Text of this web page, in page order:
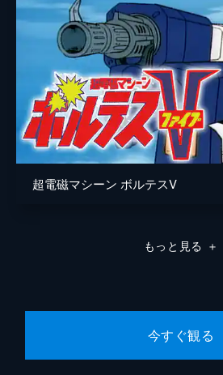
超電磁マシーン ボルテスV
もっと見る ＋
今すぐ観る